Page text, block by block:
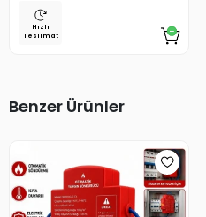
Hızlı
Teslimat
Benzer Ürünler